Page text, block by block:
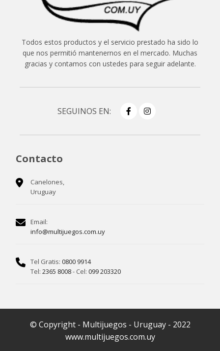
Todos estos productos y el servicio prestado ha sido lo
que nos permitió mantenernos en el mercado. Muchas
gracias y contamos con ustedes para seguir adelante.
SEGUINOS EN:
Contacto
Canelones,
Uruguay
Email:
info@multijuegos.com.uy
Tel Gratis: 0800 9914
Tel: 2365 8008- Cel: 099 203320
© Copyright - Multijuegos - Uruguay - 2022
www.multijuegos.com.uy